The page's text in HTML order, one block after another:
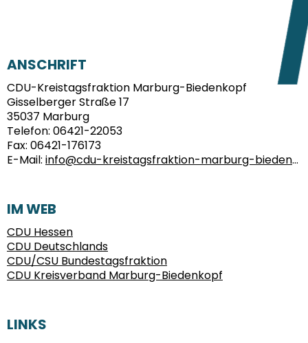
FUSSBEREICH
ANSCHRIFT
CDU-Kreistagsfraktion Marburg-Biedenkopf
Gisselberger Straße 17
35037 Marburg
Telefon: 06421-22053
Fax: 06421-176173
E-Mail: info@cdu-kreistagsfraktion-marburg-biedenkopf.de
IM WEB
CDU Hessen
CDU Deutschlands
CDU/CSU Bundestagsfraktion
CDU Kreisverband Marburg-Biedenkopf
LINKS